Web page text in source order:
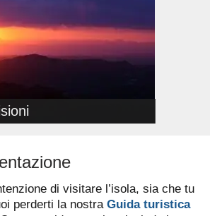
di visitare l’isola, sia che tu
perderti la nostra Guida turistica